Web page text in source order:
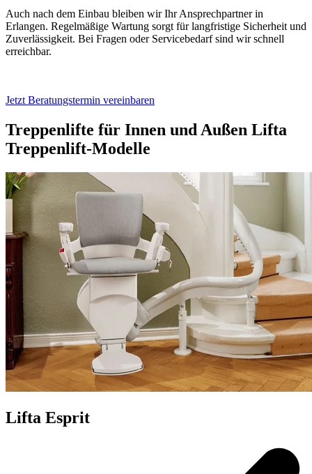
Auch nach dem Einbau bleiben wir Ihr Ansprechpartner in
Erlangen. Regelmäßige Wartung sorgt für langfristige Sicherheit und
Zuverlässigkeit. Bei Fragen oder Servicebedarf sind wir schnell
erreichbar.
Jetzt Beratungstermin vereinbaren
Treppenlifte für Innen und Außen Lifta
Treppenlift-Modelle
Lifta Esprit